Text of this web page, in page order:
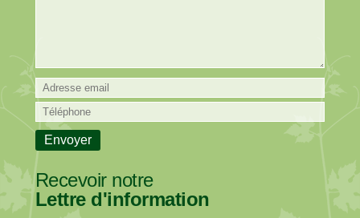
Recevoir notre
Lettre d'information